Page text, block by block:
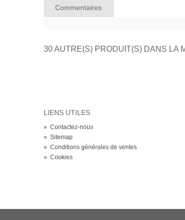
Commentaires
30 AUTRE(S) PRODUIT(S) DANS LA
LIENS UTILES
» Contactez-nous
» Sitemap
» Conditions générales de ventes
» Cookies